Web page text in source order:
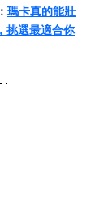
瑪卡真的能壯
挑選最適合你